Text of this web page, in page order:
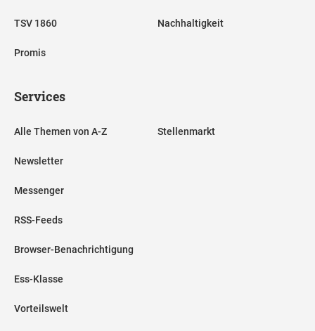
TSV 1860
Promis
Nachhaltigkeit
Services
Alle Themen von A-Z
Newsletter
Messenger
RSS-Feeds
Browser-Benachrichtigung
Ess-Klasse
Vorteilswelt
Stellenmarkt